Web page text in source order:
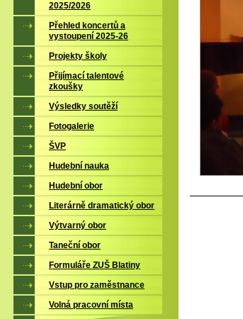
2025/2026
Přehled koncertů a
vystoupení 2025-26
Projekty školy
Přijímací talentové
zkoušky
Výsledky soutěží
Fotogalerie
ŠVP
Hudební nauka
Hudební obor
Literárně dramatický obor
Výtvarný obor
Taneční obor
Formuláře ZUŠ Blatiny
Vstup pro zaměstnance
Volná pracovní místa